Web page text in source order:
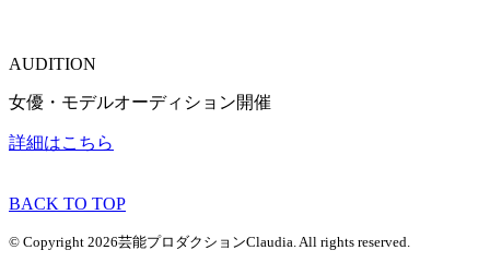
AUDITION
女優・モデルオーディション開催
詳細はこちら
BACK TO TOP
© Copyright 2026芸能プロダクションClaudia. All rights reserved.